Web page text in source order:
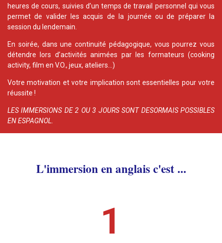
heures de cours, suivies d’un temps de travail personnel qui vous
permet de valider les acquis de la journée ou de préparer la
session du lendemain.
En soirée, dans une continuité pédagogique, vous pourrez vous
détendre lors d’activités animées par les formateurs (cooking
activity, film en V.O., jeux, ateliers…)
Votre motivation et votre implication sont essentielles pour votre
réussite !
LES IMMERSIONS DE 2 OU 3 JOURS SONT DESORMAIS POSSIBLES
EN ESPAGNOL.
L'immersion en anglais c'est ...
1